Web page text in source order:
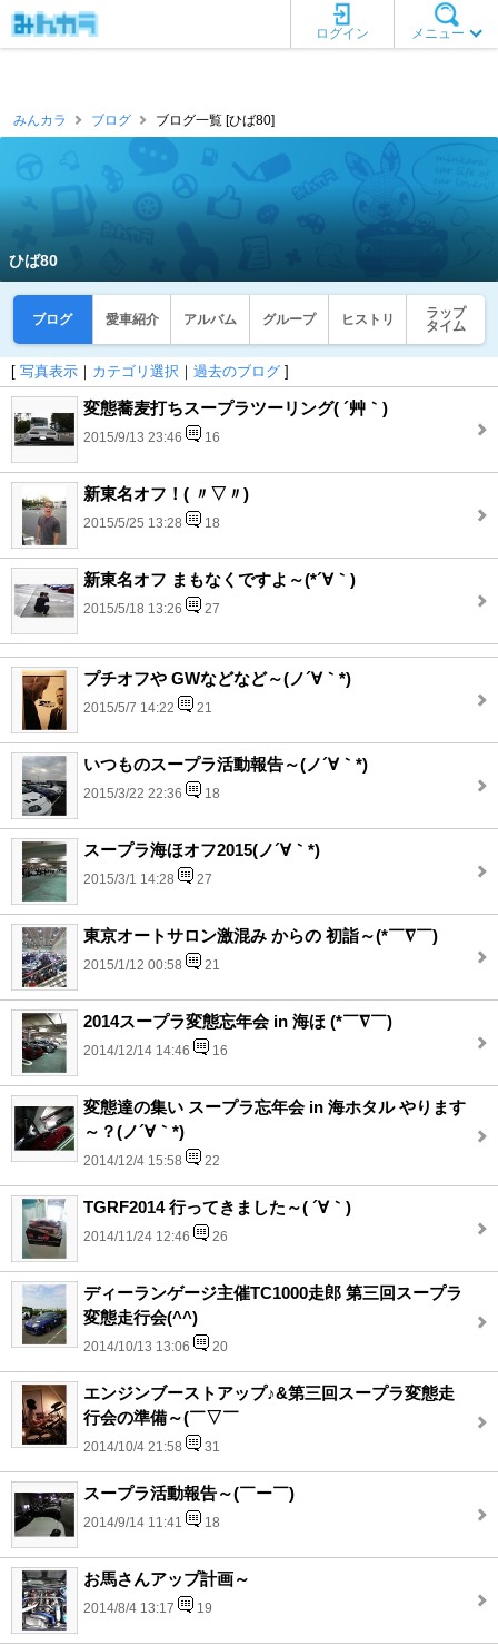
メニュー
ログイン
みんカラ ブログ ブログ一覧 [ひば80]
ひば80
ブログ 愛車紹介 アルバム グループ ヒストリ
ラップ
タイム
[ 写真表示 ｜ カテゴリ選択 ｜ 過去のブログ ]
変態蕎麦打ちスープラツーリング( ´艸｀)
2015/9/13 23:46 16
新東名オフ！( 〃▽〃)
2015/5/25 13:28 18
新東名オフ まもなくですよ～(*´∀｀)
2015/5/18 13:26 27
プチオフや GWなどなど～(ノ´∀｀*)
2015/5/7 14:22 21
いつものスープラ活動報告～(ノ´∀｀*)
2015/3/22 22:36 18
スープラ海ほオフ2015(ノ´∀｀*)
2015/3/1 14:28 27
東京オートサロン激混み からの 初詣～(*￣∇￣)
2015/1/12 00:58 21
2014スープラ変態忘年会 in 海ほ (*￣∇￣)
2014/12/14 14:46 16
変態達の集い スープラ忘年会 in 海ホタル やります
～？(ノ´∀｀*)
2014/12/4 15:58 22
TGRF2014 行ってきました～( ´∀｀)
2014/11/24 12:46 26
ディーランゲージ主催TC1000走郎 第三回スープラ
変態走行会(^^)
2014/10/13 13:06 20
エンジンブーストアップ♪&第三回スープラ変態走
行会の準備～(￣▽￣
2014/10/4 21:58 31
スープラ活動報告～(￣ー￣)
2014/9/14 11:41 18
お馬さんアップ計画～
2014/8/4 13:17 19